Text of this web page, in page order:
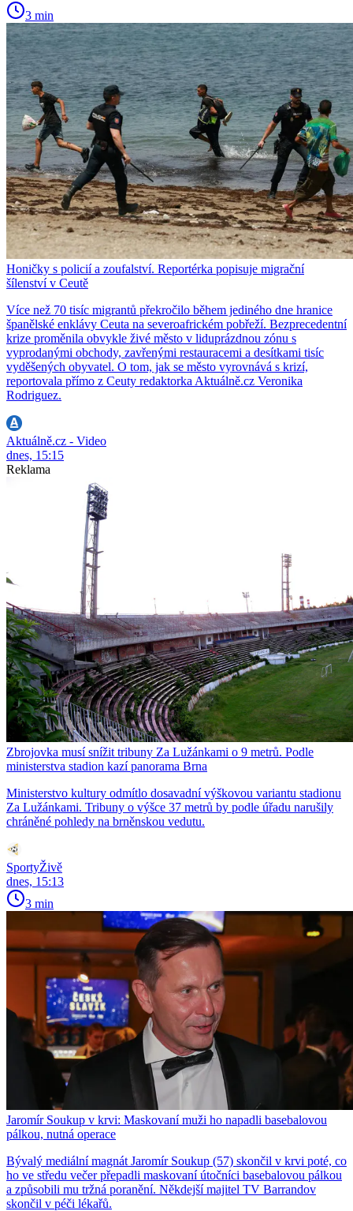
3 min
Honičky s policií a zoufalství. Reportérka popisuje migrační
šílenství v Ceutě
Více než 70 tisíc migrantů překročilo během jediného dne hranice
španělské enklávy Ceuta na severoafrickém pobřeží. Bezprecedentní
krize proměnila obvykle živé město v liduprázdnou zónu s
vyprodanými obchody, zavřenými restauracemi a desítkami tisíc
vyděšených obyvatel. O tom, jak se město vyrovnává s krizí,
reportovala přímo z Ceuty redaktorka Aktuálně.cz Veronika
Rodriguez.
Aktuálně.cz - Video
dnes, 15:15
Reklama
Zbrojovka musí snížit tribuny Za Lužánkami o 9 metrů. Podle
ministerstva stadion kazí panorama Brna
Ministerstvo kultury odmítlo dosavadní výškovou variantu stadionu
Za Lužánkami. Tribuny o výšce 37 metrů by podle úřadu narušily
chráněné pohledy na brněnskou vedutu.
SportyŽivě
dnes, 15:13
3 min
Jaromír Soukup v krvi: Maskovaní muži ho napadli basebalovou
pálkou, nutná operace
Bývalý mediální magnát Jaromír Soukup (57) skončil v krvi poté, co
ho ve středu večer přepadli maskovaní útočníci basebalovou pálkou
a způsobili mu tržná poranění. Někdejší majitel TV Barrandov
skončil v péči lékařů.